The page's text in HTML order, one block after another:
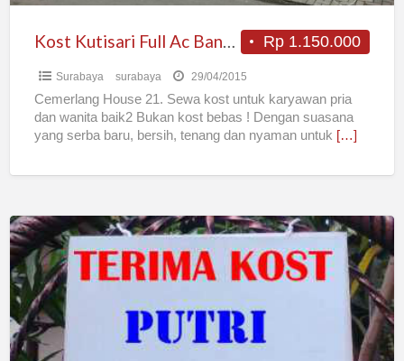
Rp 1.150.000
Kost Kutisari Full Ac Bangunan Baru
Surabaya surabaya 29/04/2015
Cemerlang House 21. Sewa kost untuk karyawan pria
dan wanita baik2 Bukan kost bebas ! Dengan suasana
yang serba baru, bersih, tenang dan nyaman untuk […]
Terima
Kost
Putri